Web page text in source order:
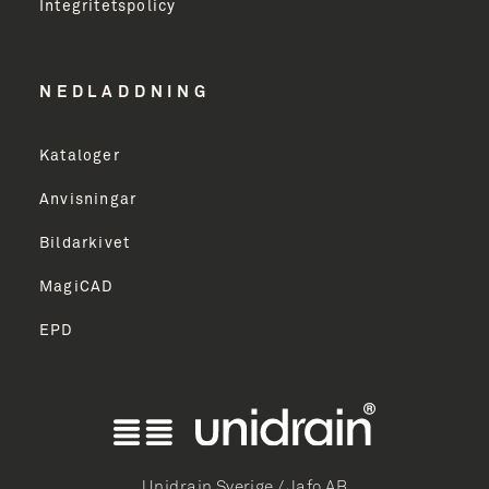
Email Address
Integritetspolicy
NEDLADDNING
Kataloger
Anvisningar
Bildarkivet
MagiCAD
EPD